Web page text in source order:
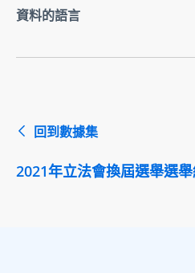
資料的語言
回到數據集
2021年立法會換屆選舉選